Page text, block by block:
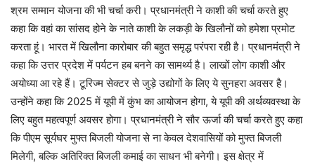
श्रम सम्मान योजना की भी चर्चा करी। प्रधानमंत्री ने काशी की चर्चा करते हुए
कहा कि वहां का सांसद होने के नाते काशी के लकड़ी के खिलौनों को हमेशा प्रमोट
करता हूं। भारत में खिलौना कारोबार की बहुत समृद्ध परंपरा रही है। प्रधानमंत्री ने
कहा कि उत्तर प्रदेश में पर्यटन हब बनने का सामर्थ्य है। लाखों लोग काशी और
अयोध्या आ रहे हैं। टूरिज्म सेक्टर से जुड़े उद्योगों के लिए ये सुनहरा अवसर है।
उन्होंने कहा कि 2025 में यूपी में कुंभ का आयोजन होगा, ये यूपी की अर्थव्यवस्था के
लिए बहुत महत्वपूर्ण अवसर होगा। प्रधानमंत्री ने सौर ऊर्जा की चर्चा करते हुए कहा
कि पीएम सूर्यघर मुफ्त बिजली योजना से ना केवल देशवासियों को मुफ्त बिजली
मिलेगी, बल्कि अतिरिक्त बिजली कमाई का साधन भी बनेगी। इस क्षेत्र में